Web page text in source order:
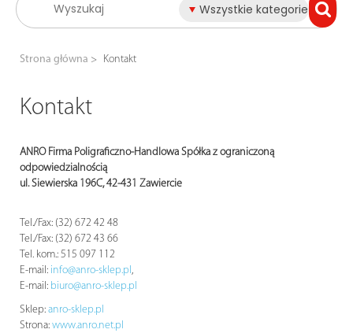
Wszystkie kategorie
Strona główna Kontakt
Kontakt
ANRO Firma Poligraficzno-Handlowa Spółka z ograniczoną
odpowiedzialnością
ul. Siewierska 196C, 42-431 Zawiercie
Tel./Fax: (32) 672 42 48
Tel./Fax: (32) 672 43 66
Tel. kom.: 515 097 112
E-mail: info@anro-sklep.pl,
E-mail: biuro@anro-sklep.pl
Sklep: anro-sklep.pl
Strona: www.anro.net.pl